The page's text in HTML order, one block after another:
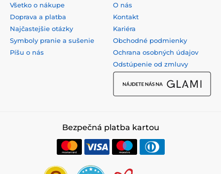
Všetko o nákupe
Doprava a platba
Najčastejšie otázky
Symboly pranie a sušenie
Píšu o nás
O nás
Kontakt
Kariéra
Obchodné podmienky
Ochrana osobných údajov
Odstúpenie od zmluvy
Bezpečná platba kartou